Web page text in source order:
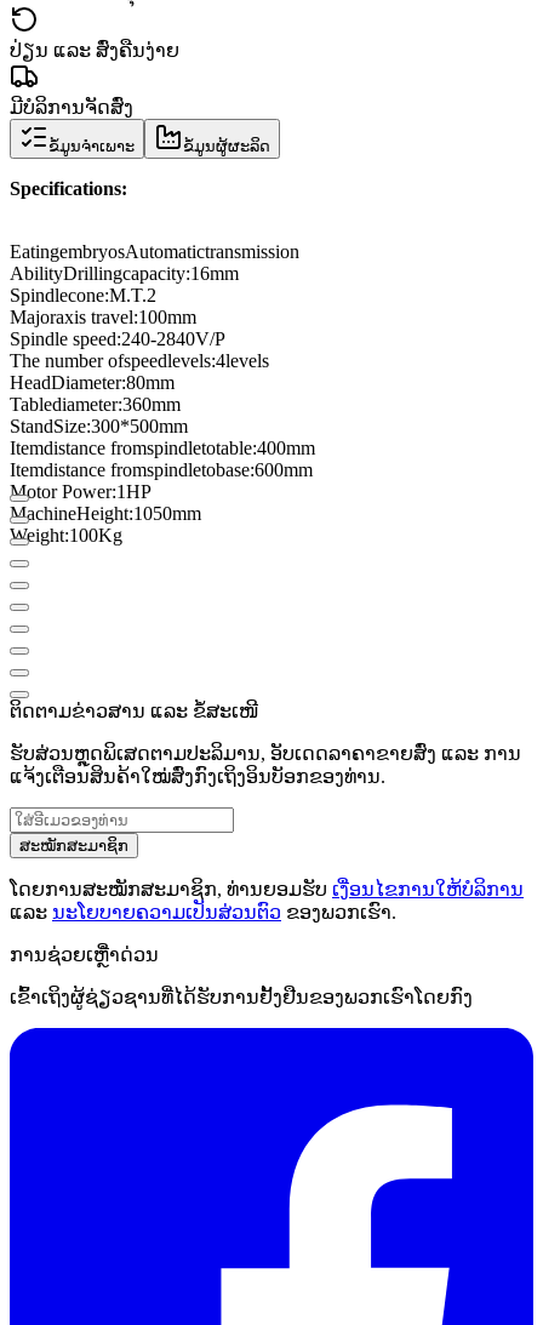
ປ່ຽນ ແລະ ສົ່ງຄືນງ່າຍ
ມີບໍລິການຈັດສົ່ງ
ຂໍ້ມູນຈຳເພາະ ຂໍ້ມູນຜູ້ຜະລິດ
Specifications:
EatingembryosAutomatictransmission
AbilityDrillingcapacity:16mm
Spindlecone:M.T.2
Majoraxis travel:100mm
Spindle speed:240-2840V/P
The number ofspeedlevels:4levels
HeadDiameter:80mm
Tablediameter:360mm
StandSize:300*500mm
Itemdistance fromspindletotable:400mm
Itemdistance fromspindletobase:600mm
Motor Power:1HP
MachineHeight:1050mm
Weight:100Kg
ຕິດຕາມຂ່າວສານ ແລະ ຂໍ້ສະເໜີ
ຮັບສ່ວນຫຼຸດພິເສດຕາມປະລິມານ, ອັບເດດລາຄາຂາຍສົ່ງ ແລະ ການ
ແຈ້ງເຕືອນສິນຄ້າໃໝ່ສົ່ງກົງເຖິງອິນບັອກຂອງທ່ານ.
ສະໝັກສະມາຊິກ
ໂດຍການສະໝັກສະມາຊິກ, ທ່ານຍອມຮັບ ເງື່ອນໄຂການໃຫ້ບໍລິການ
ແລະ ນະໂຍບາຍຄວາມເປັນສ່ວນຕົວ ຂອງພວກເຮົາ.
ການຊ່ວຍເຫຼືໍາດ່ວນ
ເຂົ້າເຖິງຜູ້ຊ່ຽວຊານທີ່ໄດ້ຮັບການຢັ້ງຢືນຂອງພວກເຮົາໂດຍກົງ